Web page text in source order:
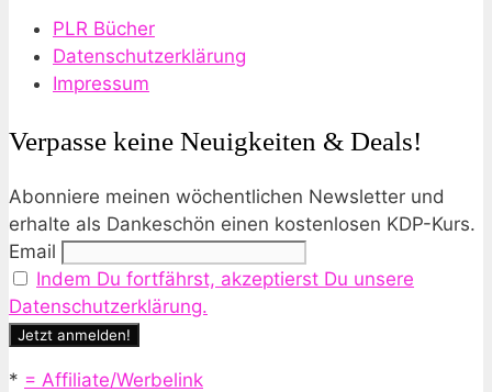
PLR Bücher
Datenschutzerklärung
Impressum
Verpasse keine Neuigkeiten & Deals!
Abonniere meinen wöchentlichen Newsletter und
erhalte als Dankeschön einen kostenlosen KDP-Kurs.
Email
Indem Du fortfährst, akzeptierst Du unsere
Datenschutzerklärung.
* = Affiliate/Werbelink